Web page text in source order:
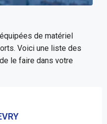
de matériel
Voici une liste des
le faire dans votre